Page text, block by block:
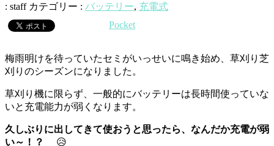
: staff カテゴリー : バッテリー, 充電式
Pocket
梅雨明けを待っていたセミがいっせいに鳴き始め、草刈り芝
刈りのシーズンになりました。
草刈り機に限らず、一般的にバッテリーは長時間使っていな
いと充電能力が弱くなります。
久しぶりに出してきて使おうと思ったら、なんだか充電が弱
い～！？ 😥